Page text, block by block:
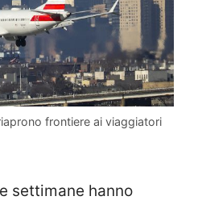
frontiere ai viaggiatori
settimane hanno